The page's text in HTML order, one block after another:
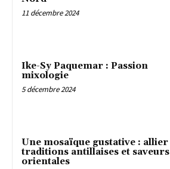
11 décembre 2024
Ike-Sy Paquemar : Passion
mixologie
5 décembre 2024
Une mosaïque gustative : allier
traditions antillaises et saveurs
orientales